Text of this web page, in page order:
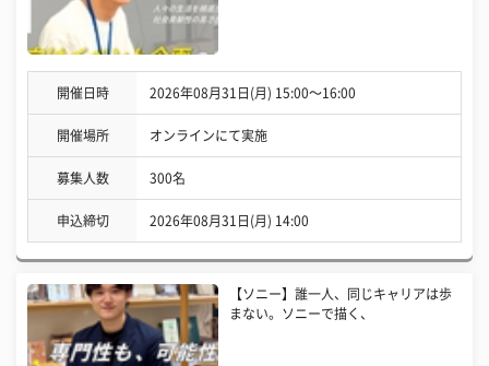
開催日時 2026年08月31日(月) 15:00〜16:00
開催場所 オンラインにて実施
募集人数 300名
申込締切 2026年08月31日(月) 14:00
【ソニー】誰一人、同じキャリアは歩
まない。ソニーで描く、